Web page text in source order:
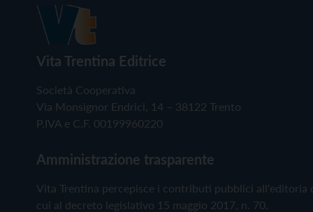
Vita Trentina Editrice
Società Cooperativa
Via Monsignor Endrici, 14 – 38122 Trento
P.IVA e C.F. 00199960220
Amministrazione trasparente
Vita Trentina percepisce i contributi pubblici all'editoria
cui al decreto legislativo 15 maggio 2017, n. 70.